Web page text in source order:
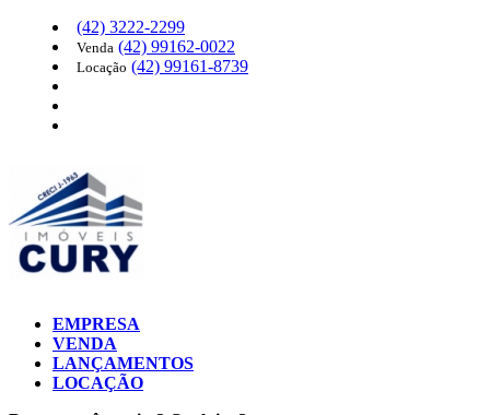
(42) 3222-2299
Venda (42) 99162-0022
Locação (42) 99161-8739
EMPRESA
VENDA
LANÇAMENTOS
LOCAÇÃO